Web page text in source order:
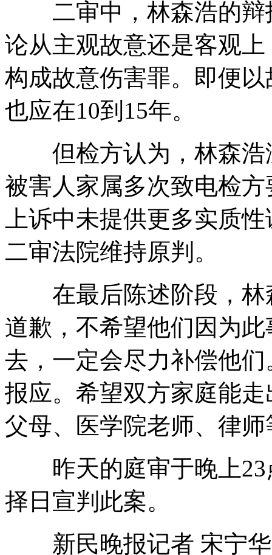
二审中，林森浩的辩
论从主观故意还是客观
构成故意伤害罪。即便
也应在10到15年。
但检方认为，林森浩
被害人家属多次致电检
上诉中未提供更多实质
二审法院维持原判。
在最后陈述阶段，林
道歉，不希望他们因为
去，一定会尽力补偿他
报应。希望双方家庭能
父母、医学院老师、律
昨天的庭审于晚上23
择日宣判此案。
新民晚报记者 宋宁华